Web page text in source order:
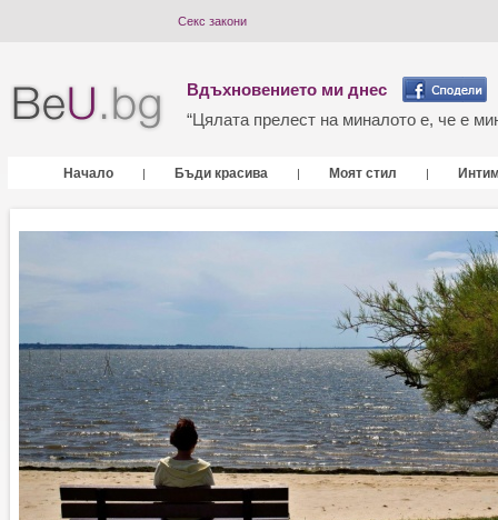
Секс закони
Вдъхновението ми днес
“Цялата прелест на миналото е, че е
Начало | Бъди красива | Моят стил |